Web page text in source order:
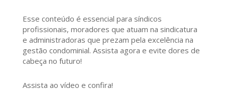
Esse conteúdo é essencial para síndicos
profissionais, moradores que atuam na sindicatura
e administradoras que prezam pela excelência na
gestão condominial. Assista agora e evite dores de
cabeça no futuro!
Assista ao vídeo e confira!